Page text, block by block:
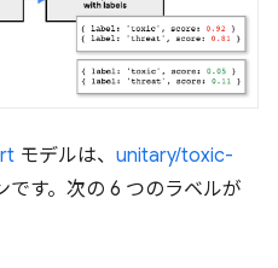
モデルは、 unitary/toxic-
です。次の 6 つのラベルが